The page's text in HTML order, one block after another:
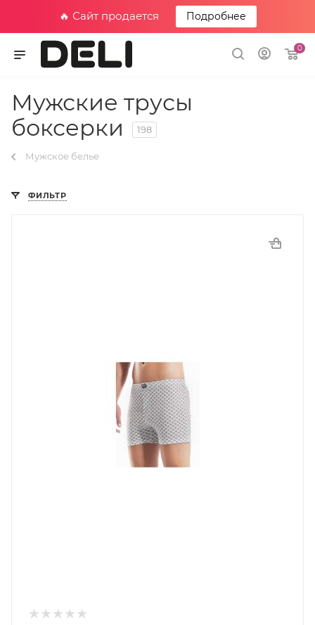
🔥 Сайт продается Подробнее
0
Мужские трусы
боксерки
198
Мужское белье
ФИЛЬТР